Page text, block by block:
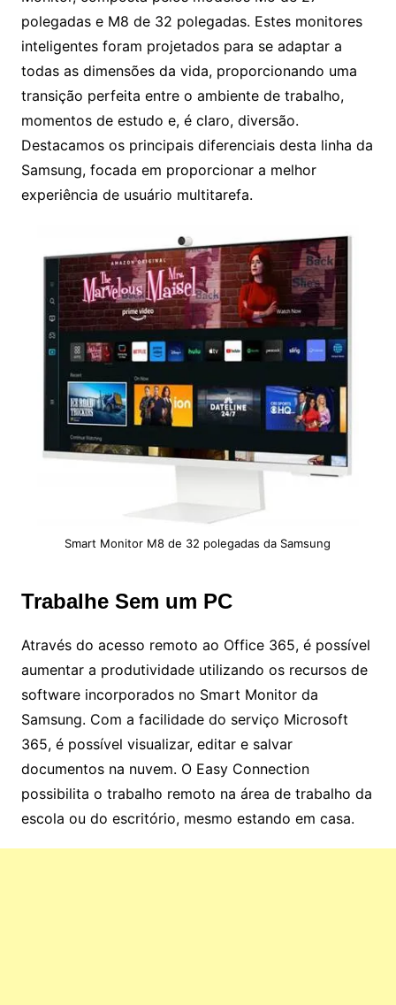
polegadas e M8 de 32 polegadas. Estes monitores
inteligentes foram projetados para se adaptar a
todas as dimensões da vida, proporcionando uma
transição perfeita entre o ambiente de trabalho,
momentos de estudo e, é claro, diversão.
Destacamos os principais diferenciais desta linha da
Samsung, focada em proporcionar a melhor
experiência de usuário multitarefa.
Smart Monitor M8 de 32 polegadas da Samsung
Trabalhe Sem um PC
Através do acesso remoto ao Office 365, é possível
aumentar a produtividade utilizando os recursos de
software incorporados no Smart Monitor da
Samsung. Com a facilidade do serviço Microsoft
365, é possível visualizar, editar e salvar
documentos na nuvem. O Easy Connection
possibilita o trabalho remoto na área de trabalho da
escola ou do escritório, mesmo estando em casa.